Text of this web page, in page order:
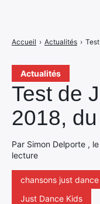
Actualités
Test de
2018,
Par Simon Delporte ,
lecture
chansons just
Just Dance Kids
Accueil › Actualités ›